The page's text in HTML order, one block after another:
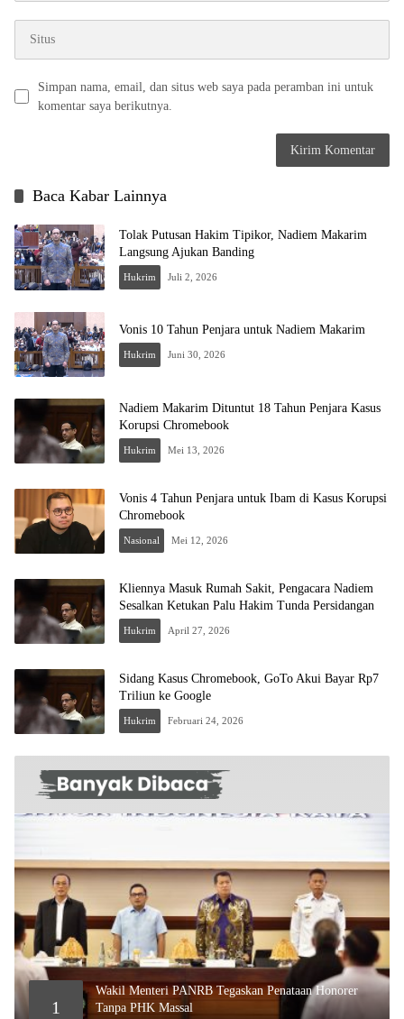
Simpan nama, email, dan situs web saya pada peramban ini untuk
komentar saya berikutnya.
Baca Kabar Lainnya
Tolak Putusan Hakim Tipikor, Nadiem Makarim
Langsung Ajukan Banding
Hukrim Juli 2, 2026
Vonis 10 Tahun Penjara untuk Nadiem Makarim
Hukrim Juni 30, 2026
Nadiem Makarim Dituntut 18 Tahun Penjara Kasus
Korupsi Chromebook
Hukrim Mei 13, 2026
Vonis 4 Tahun Penjara untuk Ibam di Kasus Korupsi
Chromebook
Nasional Mei 12, 2026
Kliennya Masuk Rumah Sakit, Pengacara Nadiem
Sesalkan Ketukan Palu Hakim Tunda Persidangan
Hukrim April 27, 2026
Sidang Kasus Chromebook, GoTo Akui Bayar Rp7
Triliun ke Google
Hukrim Februari 24, 2026
1
Wakil Menteri PANRB Tegaskan Penataan Honorer
Tanpa PHK Massal